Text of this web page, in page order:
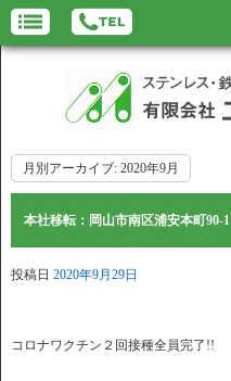
月別アーカイブ: 2020年9月
本社移転：岡山市南区浦安本町90-1
投稿日 2020年9月29日
コロナワクチン２回接種全員完了!!